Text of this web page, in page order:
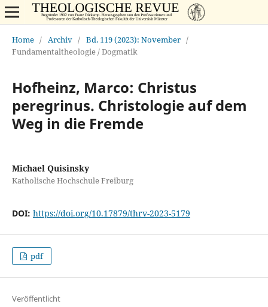
Home / Archiv / Bd. 119 (2023): November /
Fundamentaltheologie / Dogmatik
Hofheinz, Marco: Christus
peregrinus. Christologie auf dem
Weg in die Fremde
Michael Quisinsky
Katholische Hochschule Freiburg
DOI: https://doi.org/10.17879/thrv-2023-5179
pdf
Veröffentlicht